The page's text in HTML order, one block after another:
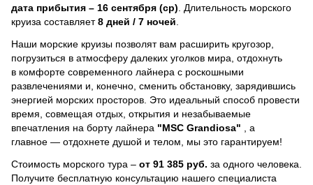
дата прибытия – 16 сентября (ср) . Длительность морского
круиза составляет8 дней / 7 ночей
Наши морские круизы позволят вам расширить кругозор,
погрузиться в атмосферу далеких уголков мира, отдохнуть
в комфорте современного лайнера с роскошными
развлечениями и, конечно, сменить обстановку, зарядившись
энергией морских просторов. Это идеальный способ провести
время, совмещая отдых, открытия и незабываемые
впечатления на борту лайнера "MSC Grandiosa"
, a
главное — отдохнете душой и телом, мы это гарантируем!
Стоимость морского тура – от 91 385 руб. за одного человека.
Получите бесплатную консультацию нашего специалиста